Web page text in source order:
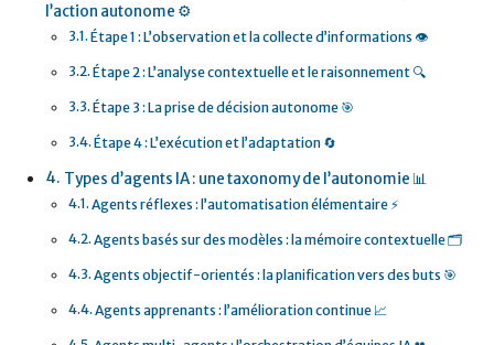
l’action autonome ⚙️
Étape 1 : L’observation et la collecte d’informations 👁️
Étape 2 : L’analyse contextuelle et le raisonnement 🔍
Étape 3 : La prise de décision autonome 🎯
Étape 4 : L’exécution et l’adaptation 🔄
Types d’agents IA : une taxonomy de l’autonomie 📊
Agents réflexes : l’automatisation élémentaire ⚡
Agents basés sur des modèles : la mémoire contextuelle 🗂️
Agents objectif-orientés : la planification vers des buts 🎯
Agents apprenants : l’amélioration continue 📈